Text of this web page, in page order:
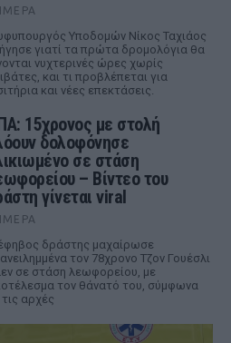
Υποδομών Νίκος Ταχιάος
γιατί τα πρώτα δρομολόγια θα
νυχτερινές ώρες χωρίς
και τι προβλέπεται για
και νέες επεκτάσεις.
15χρονος με στολή
δολοφόνησε
σε στάση
– Βίντεο του
γίνεται viral
δράστης μαχαίρωσε
τον 78χρονο Τζον Γουέσλι
σε στάση λεωφορείου, με
τον θάνατό του, σύμφωνα
τις αρχές